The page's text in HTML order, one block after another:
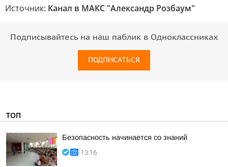
Источник: Канал в МАКС "Александр Розбаум"
Подписывайтесь на наш паблик в Одноклассниках
ПОДПИСАТЬСЯ
ТОП
Безопасность начинается со знаний
13:16